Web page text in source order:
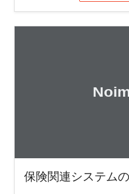
保険関連システム